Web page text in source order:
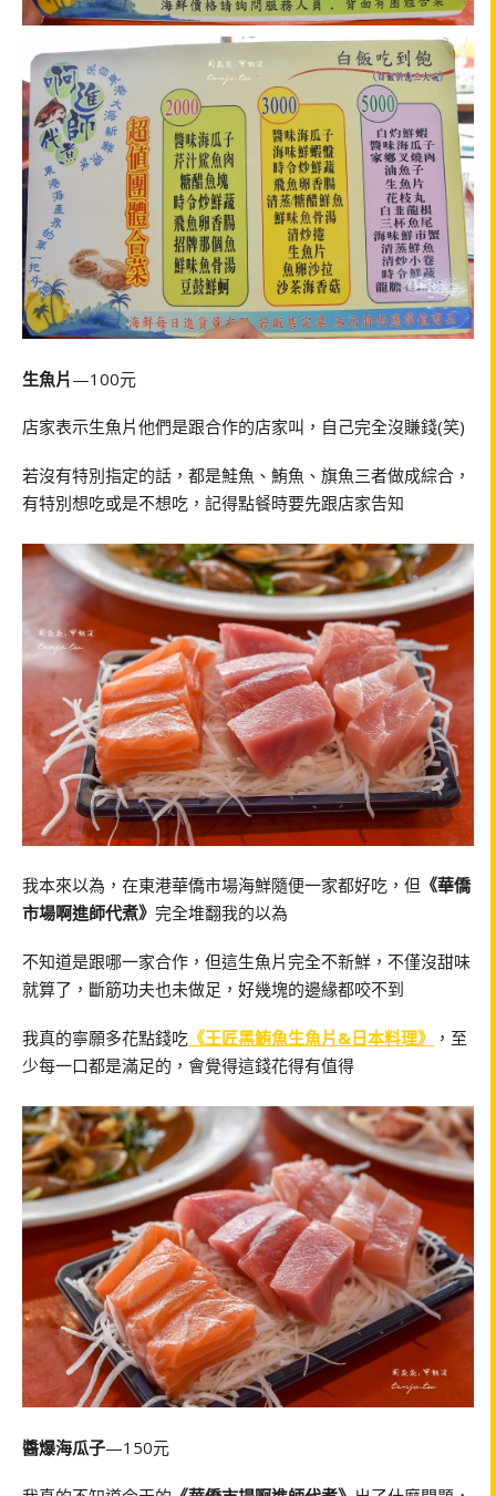
生魚片—100元
店家表示生魚片他們是跟合作的店家叫，自己完全沒賺錢(笑)
若沒有特別指定的話，都是鮭魚、鮪魚、旗魚三者做成綜合，
有特別想吃或是不想吃，記得點餐時要先跟店家告知
我本來以為，在東港華僑市場海鮮隨便一家都好吃，但 《華僑
市場啊進師代煮》 完全堆翻我的以為
不知道是跟哪一家合作，但這生魚片完全不新鮮，不僅沒甜味
就算了，斷筋功夫也未做足，好幾塊的邊緣都咬不到
我真的寧願多花點錢吃 《王匠黑鮪魚生魚片&日本料理》
，至
少每一口都是滿足的，會覺得這錢花得有值得
醬爆海瓜子—150元